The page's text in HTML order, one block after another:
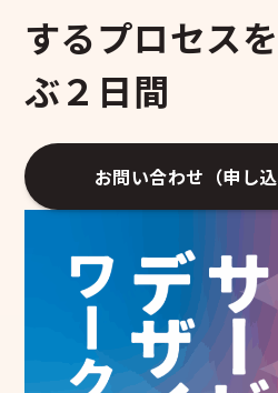
せ
ー
するプロセス
ぶ２日間
お問い合わせ（申し込